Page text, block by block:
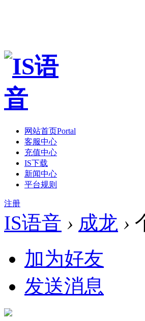
网站首页Portal
客服中心
充值中心
IS下载
新闻中心
平台规则
注册
IS语音 › 成龙 ›
加为好友
发送消息